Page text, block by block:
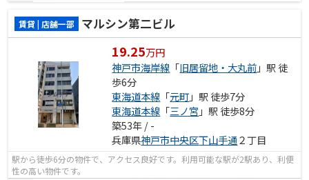
賃貸 | 店舗一部 マルシン第二ビル
19.25万円
神戸市海岸線 「旧居留地・大丸前」駅 徒
歩6分
東海道本線 「元町」駅 徒歩7分
東海道本線 「三ノ宮 」駅 徒歩8分
築53年 / -
兵庫県神戸市中央区下山手通２丁目
駅から徒歩6分の物件で、アクセス良好です。利用可能な駅が2駅あり、利便
性の高い物件です。